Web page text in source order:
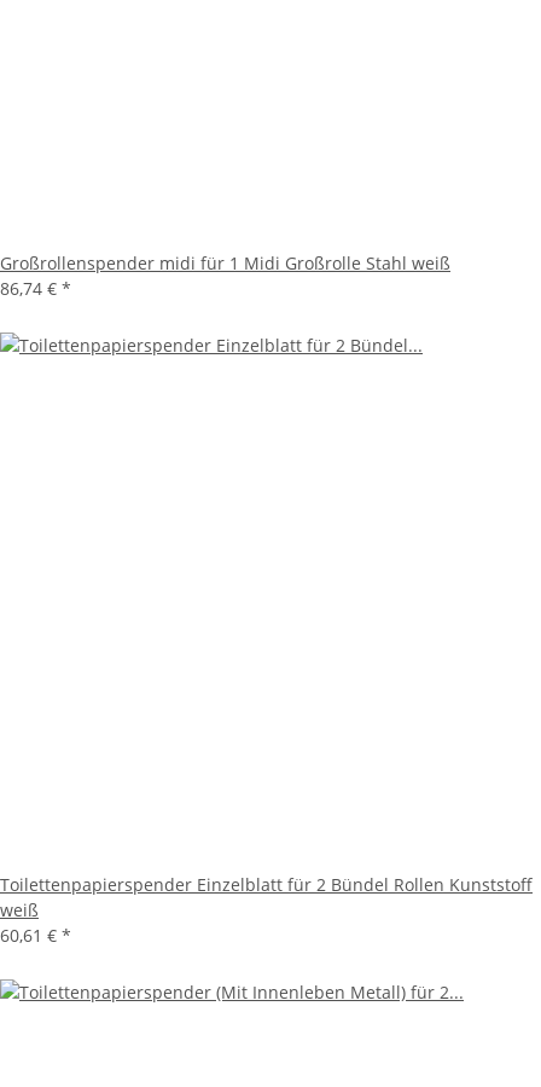
Großrollenspender midi für 1 Midi Großrolle Stahl weiß
86,74 € *
Toilettenpapierspender Einzelblatt für 2 Bündel Rollen Kunststoff
weiß
60,61 € *